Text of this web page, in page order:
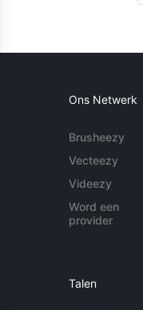
Ons Netwerk
Brusheezy
Vecteezy
Videezy
Word een
provider
Talen